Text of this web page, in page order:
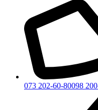
073 202-60-80098